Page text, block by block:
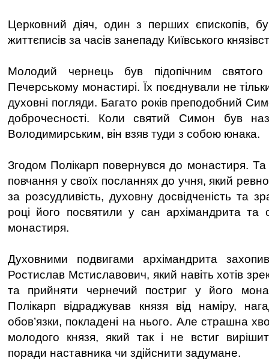
Церковний діяч, один з перших єпископів,
життєписів за часів занепаду Київського
Молодий чернець був підопічним
Печерському монастирі. Їх поєднували не
духовні погляди. Багато років преподобний
доброчесності. Коли святий Симон був
Володимирським, він взяв туди з собою юнака.
Згодом Полікарп повернувся до монастиря.
повчання у своїх посланнях до учня, який
за розсудливість, духовну досвідченість та
році його посвятили у сан архімандрита та
монастиря.
Духовними подвигами архімандрита
Ростислав Мстиславович, який навіть хотів
та прийняти чернечий постриг у його
Полікарп відраджував князя від наміру,
обов’язки, покладені на нього. Але страшна
молодого князя, який так і не встиг
поради наставника чи здійснити задумане.